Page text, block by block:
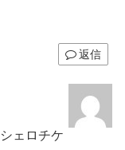
返信
ェロチケ